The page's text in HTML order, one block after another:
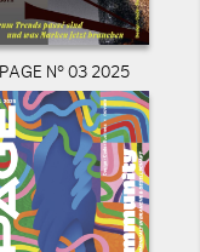
PAGE N° 03 2025